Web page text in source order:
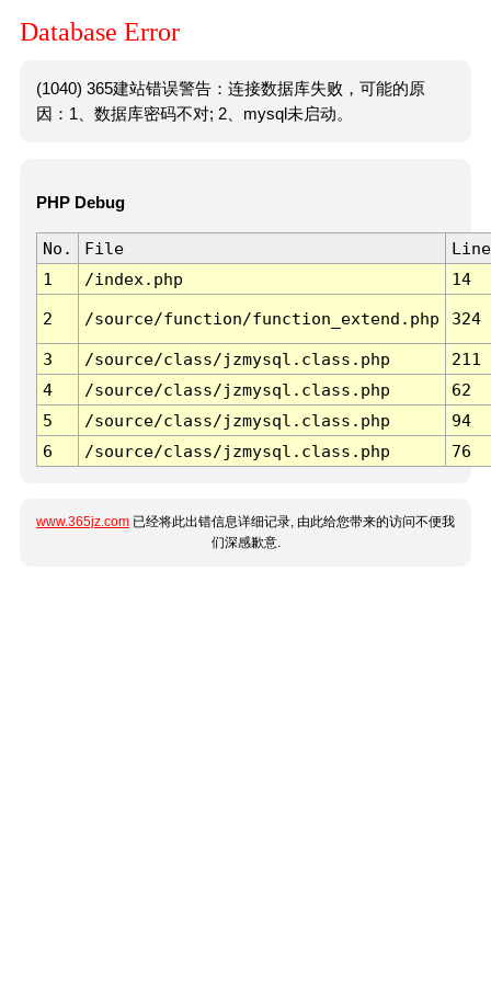
Database Error
(1040) 365建站错误警告：连接数据库失败，可能的原
因：1、数据库密码不对; 2、mysql未启动。
PHP Debug
No. File
Line
1
/index.php 14
2 /source/function/function_extend.php 324
3 /source/class/jzmysql.class.php
211
4
/source/class/jzmysql.class.php
62
5
/source/class/jzmysql.class.php
94
6
/source/class/jzmysql.class.php 76
www.365jz.com 已经将此出错信息详细记录, 由此给您带来的访问不便我
们深感歉意.